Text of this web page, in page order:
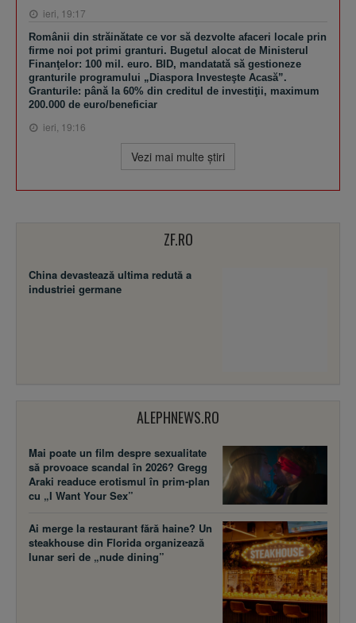
ieri, 19:17
Românii din străinătate ce vor să dezvolte afaceri locale prin
firme noi pot primi granturi. Bugetul alocat de Ministerul
Finanţelor: 100 mil. euro. BID, mandatată să gestioneze
granturile programului „Diaspora Investeşte Acasă”.
Granturile: până la 60% din creditul de investiţii, maximum
200.000 de euro/beneficiar
ieri, 19:16
Vezi mai multe ştiri
ZF.RO
China devastează ultima redută a
industriei germane
ALEPHNEWS.RO
Mai poate un film despre sexualitate
să provoace scandal în 2026? Gregg
Araki readuce erotismul în prim-plan
cu „I Want Your Sex”
Ai merge la restaurant fără haine? Un
steakhouse din Florida organizează
lunar seri de „nude dining”